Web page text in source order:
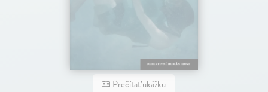
Prečítať ukážku